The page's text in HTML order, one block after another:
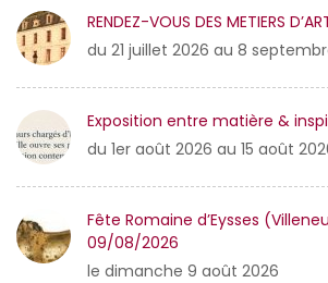
RENDEZ-VOUS DES METIERS
du 21 juillet 2026 au 8
Exposition entre matière &
du 1er août 2026 au 15 août
Fête Romaine d’Eysses
09/08/2026
le dimanche 9 août 2026